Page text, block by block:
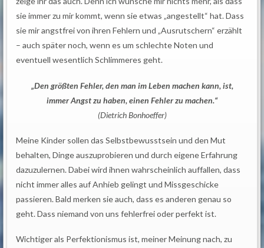
sie immer zu mir kommt, wenn sie etwas „angestellt“ hat. Dass
sie mir angstfrei von ihren Fehlern und „Ausrutschern“ erzählt
– auch später noch, wenn es um schlechte Noten und
eventuell wesentlich Schlimmeres geht.
„Den größten Fehler, den man im Leben machen kann, ist,
immer Angst zu haben, einen Fehler zu machen.“
(Dietrich Bonhoeffer)
Meine Kinder sollen das Selbstbewusstsein und den Mut
behalten, Dinge auszuprobieren und durch eigene Erfahrung
dazuzulernen. Dabei wird ihnen wahrscheinlich auffallen, dass
nicht immer alles auf Anhieb gelingt und Missgeschicke
passieren. Bald merken sie auch, dass es anderen genau so
geht. Dass niemand von uns fehlerfrei oder perfekt ist.
Wichtiger als Perfektionismus ist, meiner Meinung nach, zu